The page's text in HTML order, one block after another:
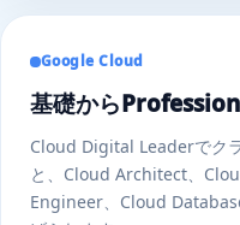
Google Cloud
基礎から
Cloud Digital Leaderでク
と、Cloud Architect、
Engineer、Cloud